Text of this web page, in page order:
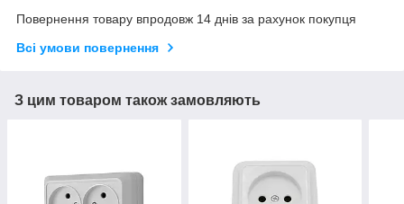
Повернення товару впродовж 14 днів за рахунок покупця
Всі умови повернення
З цим товаром також замовляють